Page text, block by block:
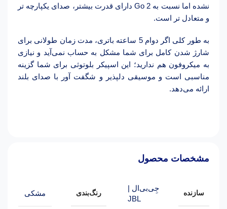
نشده اما نسبت به Go 2 دارای قدرت بیشتر، صدای یکپارچه تر
و متعادل تر است.
به طور کلی اگر دوام 5 ساعته باتری، مدت زمان طولانی برای
شارژ شدن کامل برای شما مشکل به حساب نمی‌آید و نیازی
به میکروفون هم ندارید؛ این اسپیکر بلوتوثی برای شما گزینه
مناسبی است و موسیقی دلپذیر و شگفت آور با صدای بلند
ارائه می‌دهد.
مشخصات محصول
سازنده
جِی‌بی‌ال |
JBL
رنگ‌بندی مشکی